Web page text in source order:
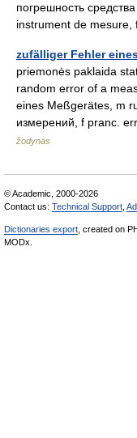
погрешность
instrument de
zufälliger Fehler
priemonės paklaida
random error of a
eines Meßgerätes, m
измерений, f pranc.
žodynas
© Academic, 2000-2026
Contact us: Technical Support
Dictionaries export , created on
MODx.